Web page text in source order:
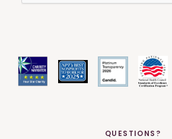
QUESTIONS?